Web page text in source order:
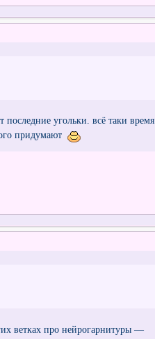
последние угольки. всё таки время
придумают
ветках про нейрогарнитуры —